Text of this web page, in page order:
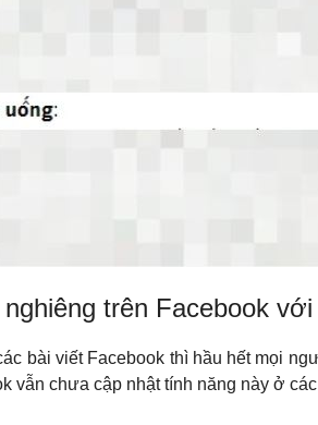
trên Facebook với
bài viết Facebook thì hầu hết mọi
vẫn chưa cập nhật tính năng này ở